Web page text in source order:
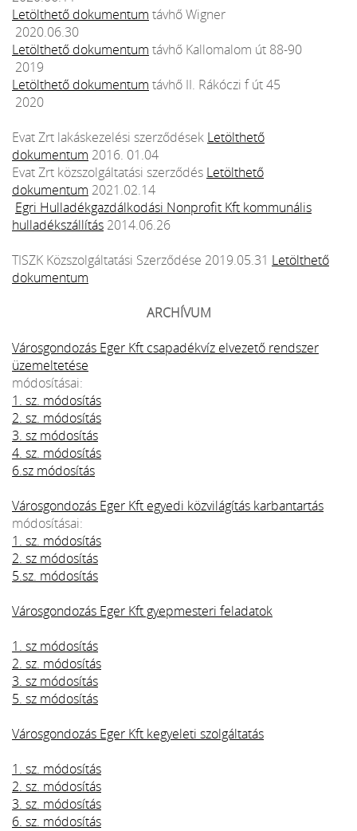
Letölthető dokumentum távhő Wigner
2020.06.30
Letölthető dokumentum távhő Kallomalom út 88-90
2019
Letölthető dokumentum távhő II. Rákóczi f út 45
2020
Evat Zrt lakáskezelési szerződések Letölthető
dokumentum 2016. 01.04
Evat Zrt közszolgáltatási szerződés Letölthető
dokumentum 2021.02.14
Egri Hulladékgazdálkodási Nonprofit Kft kommunális
hulladékszállítás 2014.06.26
TISZK Közszolgáltatási Szerződése 2019.05.31 Letölthető
dokumentum
ARCHÍVUM
Városgondozás Eger Kft csapadékvíz elvezető rendszer
üzemeltetése
módosításai:
1. sz. módosítás
2. sz. módosítás
3. sz módosítás
4. sz. módosítás
6.sz módosítás
Városgondozás Eger Kft egyedi közvilágítás karbantartás
módosításai:
1. sz. módosítás
2. sz módosítás
5.sz. módosítás
Városgondozás Eger Kft gyepmesteri feladatok
1. sz módosítás
2. sz. módosítás
3. sz módosítás
5. sz módosítás
Városgondozás Eger Kft kegyeleti szolgáltatás
1. sz. módosítás
2. sz. módosítás
3. sz. módosítás
6. sz. módosítás